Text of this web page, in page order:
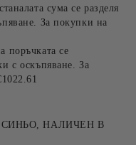
сума се разделя
За покупки на
поръчката се
с оскъпяване. За
НАЛИЧЕН В